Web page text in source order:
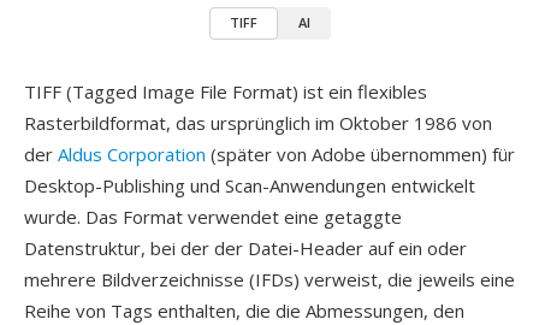
TIFF AI
TIFF (Tagged Image File Format) ist ein flexibles
Rasterbildformat, das ursprünglich im Oktober 1986 von
der Aldus Corporation (später von Adobe übernommen) für
Desktop-Publishing und Scan-Anwendungen entwickelt
wurde. Das Format verwendet eine getaggte
Datenstruktur, bei der der Datei-Header auf ein oder
mehrere Bildverzeichnisse (IFDs) verweist, die jeweils eine
Reihe von Tags enthalten, die die Abmessungen, den